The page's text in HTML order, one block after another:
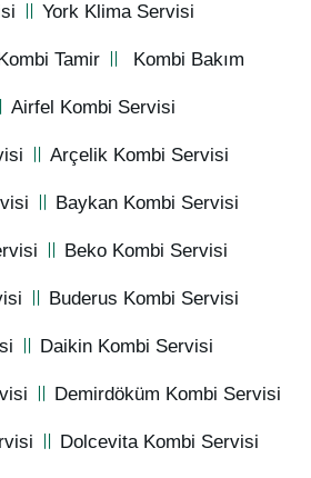
York Klima Servisi
Tamir Kombi Bakım
Airfel Kombi Servisi
Arçelik Kombi Servisi
Baykan Kombi Servisi
Beko Kombi Servisi
Buderus Kombi Servisi
Daikin Kombi Servisi
Demirdöküm Kombi Servisi
Dolcevita Kombi Servisi